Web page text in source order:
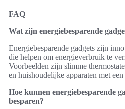
FAQ
Wat zijn energiebesparende
Energiebesparende gadgets zijn
die helpen om energieverbruik te
Voorbeelden zijn slimme
en huishoudelijke apparaten met
Hoe kunnen energiebesparende
besparen?